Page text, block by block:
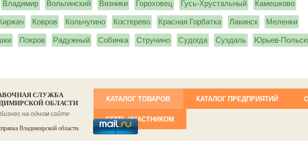
Владимир Вольгинский Вязники Гороховец Гусь-Хрустальный Камешково
Ковров Кольчугино Костерево Красная Горбатка Лакинск Меленки
Покров Радужный Собинка Струнино Судогда Суздаль Юрьев-
СЛУЖБА
ОБЛАСТИ
на одном сайте
КАТАЛОГ ТОВАРОВ КАТАЛОГ ПРЕДПРИЯТИЙ
СТАТЬ УЧАСТНИКОМ
Владимирской области.